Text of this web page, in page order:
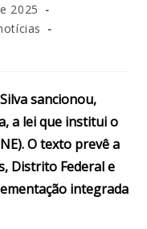
2025
sancionou,
a lei que institui o
O texto prevê a
Distrito Federal e
integrada